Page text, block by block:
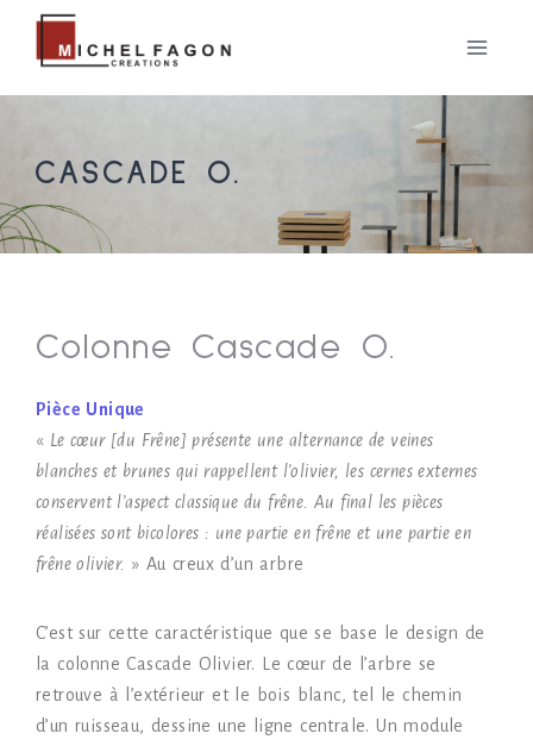
CASCADE O.
Colonne Cascade O.
Pièce Unique
« Le cœur [du Frêne] présente une alternance de veines
blanches et brunes qui rappellent l’olivier, les cernes externes
conservent l’aspect classique du frêne. Au final les pièces
réalisées sont bicolores : une partie en frêne et une partie en
frêne olivier. » Au creux d’un arbre
C’est sur cette caractéristique que se base le design de
la colonne Cascade Olivier. Le cœur de l’arbre se
retrouve à l’extérieur et le bois blanc, tel le chemin
d’un ruisseau, dessine une ligne centrale. Un module